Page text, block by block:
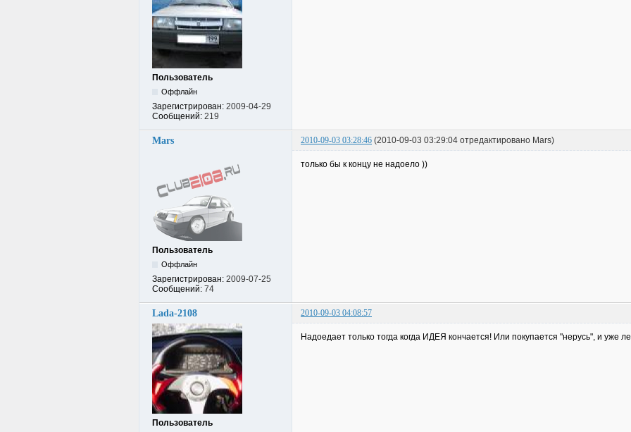
Пользователь
Оффлайн
Зарегистрирован: 2009-04-29
Сообщений: 219
Mars 2010-09-03 03:28:46 (2010-09-03 03:29:04 отредактировано Mars)
Пользователь
Оффлайн
Зарегистрирован: 2009-07-25
Сообщений: 74
только бы к концу не надоело ))
Lada-2108 2010-09-03 04:08:57
Пользователь
Надоедает только тогда когда ИДЕЯ кончается! Или покупается "нерусь", и уже